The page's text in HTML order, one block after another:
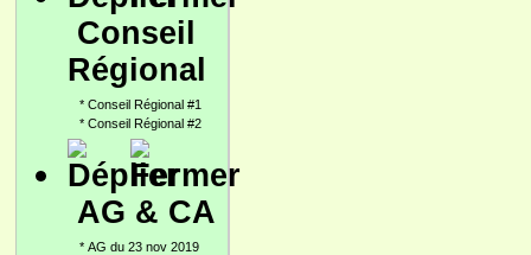
Conseil
Régional
* Conseil Régional #1
* Conseil Régional #2
AG & CA
* AG du 23 nov 2019